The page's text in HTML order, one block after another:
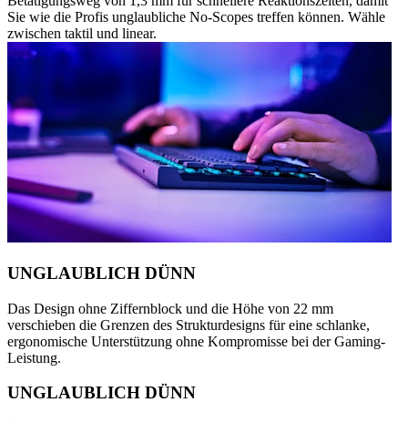
Sie wie die Profis unglaubliche No-Scopes treffen können. Wähle
zwischen taktil und linear.
UNGLAUBLICH DÜNN
Das Design ohne Ziffernblock und die Höhe von 22 mm
verschieben die Grenzen des Strukturdesigns für eine schlanke,
ergonomische Unterstützung ohne Kompromisse bei der Gaming-
Leistung.
UNGLAUBLICH DÜNN